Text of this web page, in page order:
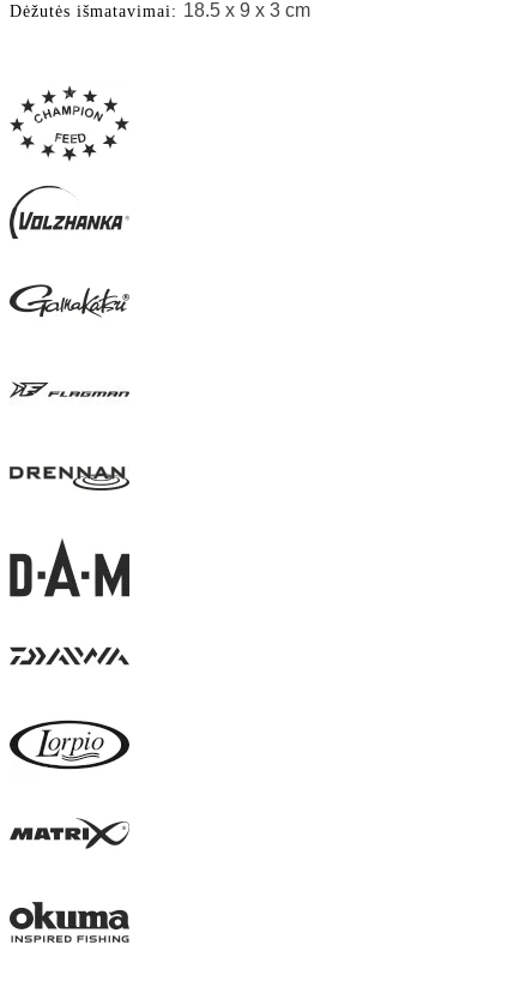
Dėžutės išmatavimai: 18.5 x 9 x 3 cm